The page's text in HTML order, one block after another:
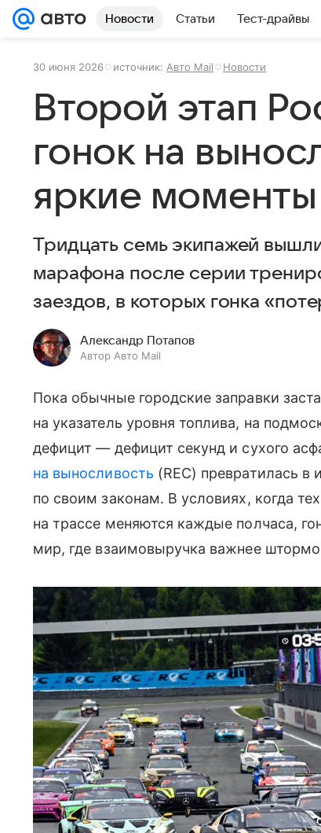
Новости Статьи Тест-драйвы
30 июня 2026 источник: Авто Mail Новости
Второй этап
гонок на
яркие моменты
Тридцать семь экипажей
марафона после серии
заездов, в которых гонка
Александр Потапов
Автор Авто Mail
Пока обычные городские заправки
на указатель уровня топлива, на
дефицит — дефицит секунд и сухого
на выносливость (REC) превратилась
по своим законам. В условиях, когда
на трассе меняются каждые полчаса,
мир, где взаимовыручка важнее